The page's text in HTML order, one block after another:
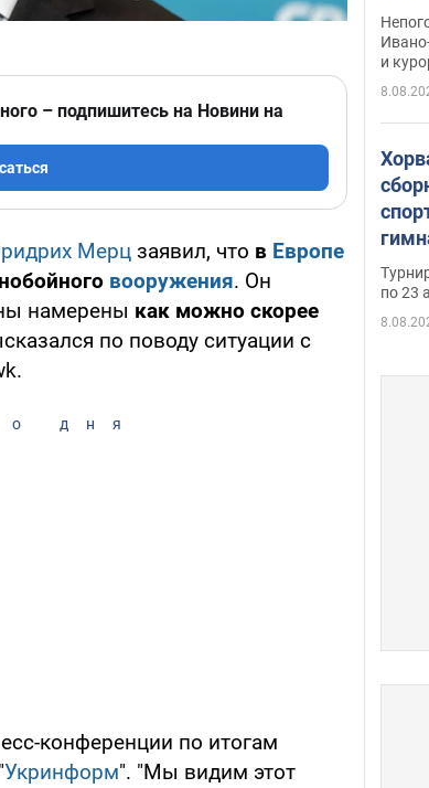
– подпишитесь на Новини на
Мерц заявил, что в Европе
вооружения. Он
намерены как можно скорее
по поводу ситуации с
дня
конференции по итогам
Укринформ". "Мы видим этот
и
на
по 23